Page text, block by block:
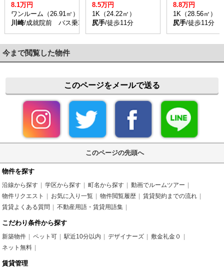
8.1万円
ワンルーム（26.91㎡）
川崎/成就院前 バス乗車時間8分 停歩2分
8.5万円
1K（24.22㎡）
尻手/徒歩11分
8.8万円
1K（28.56㎡）
尻手/徒歩11分
今まで閲覧した物件
このページをメールで送る
このページの先頭へ
物件を探す
沿線から探す 学区から探す 町名から探す
動画でルームツアー
物件リクエスト
お気に入り一覧 物件閲覧履歴
賃貸契約までの流れ
賃貸よくある質問
不動産用語・賃貸用語集
こだわり条件から探す
新築物件 ペット可 駅近10分以内 デザイナーズ
敷金礼金０
ネット無料
賃貸管理